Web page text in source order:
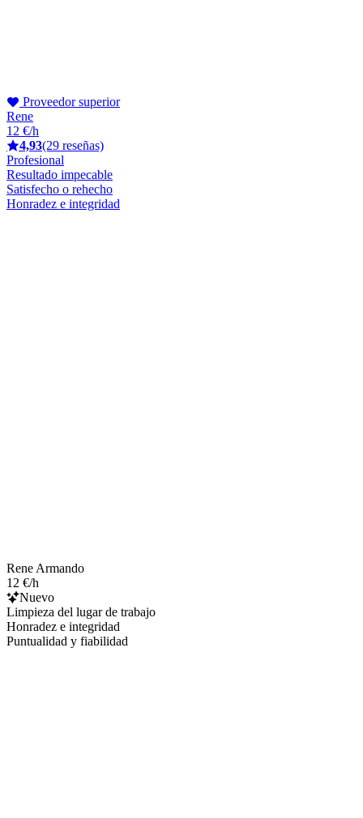
Proveedor superior
Rene
12 €/h
4,93(29 reseñas)
Profesional
Resultado impecable
Satisfecho o rehecho
Honradez e integridad
Rene Armando
12 €/h
Nuevo
Limpieza del lugar de trabajo
Honradez e integridad
Puntualidad y fiabilidad